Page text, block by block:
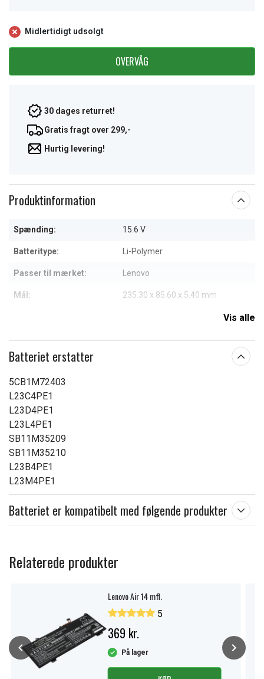
Midlertidigt udsolgt
OVERVÅG
30 dages returret!
Gratis fragt over 299,-
Hurtig levering!
Produktinformation
Spænding: 15.6 V
Batteritype: Li-Polymer
Passer til mærket: Lenovo
Mål: 235.30 x 85.60 x 5.40 mm
Vis alle
Batteriet erstatter
5CB1M72403
L23C4PE1
L23D4PE1
L23L4PE1
SB11M35209
SB11M35210
L23B4PE1
L23M4PE1
Batteriet er kompatibelt med følgende produkter
Relaterede produkter
Lenovo Air 14 mfl.
5
369 kr.
På lager